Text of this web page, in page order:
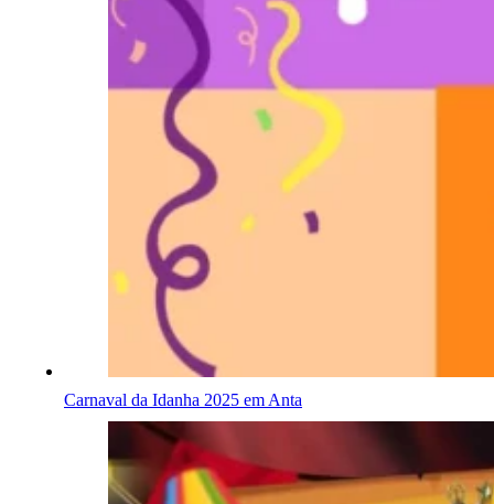
Carnaval da Idanha 2025 em Anta